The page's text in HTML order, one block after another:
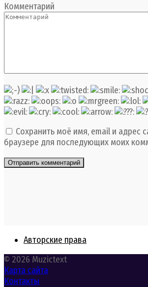
Комментарий
Сохранить моё имя, email и адрес
браузере для последующих моих
Авторские права
© 2026 Muzictext
Карта сайта
Контакты